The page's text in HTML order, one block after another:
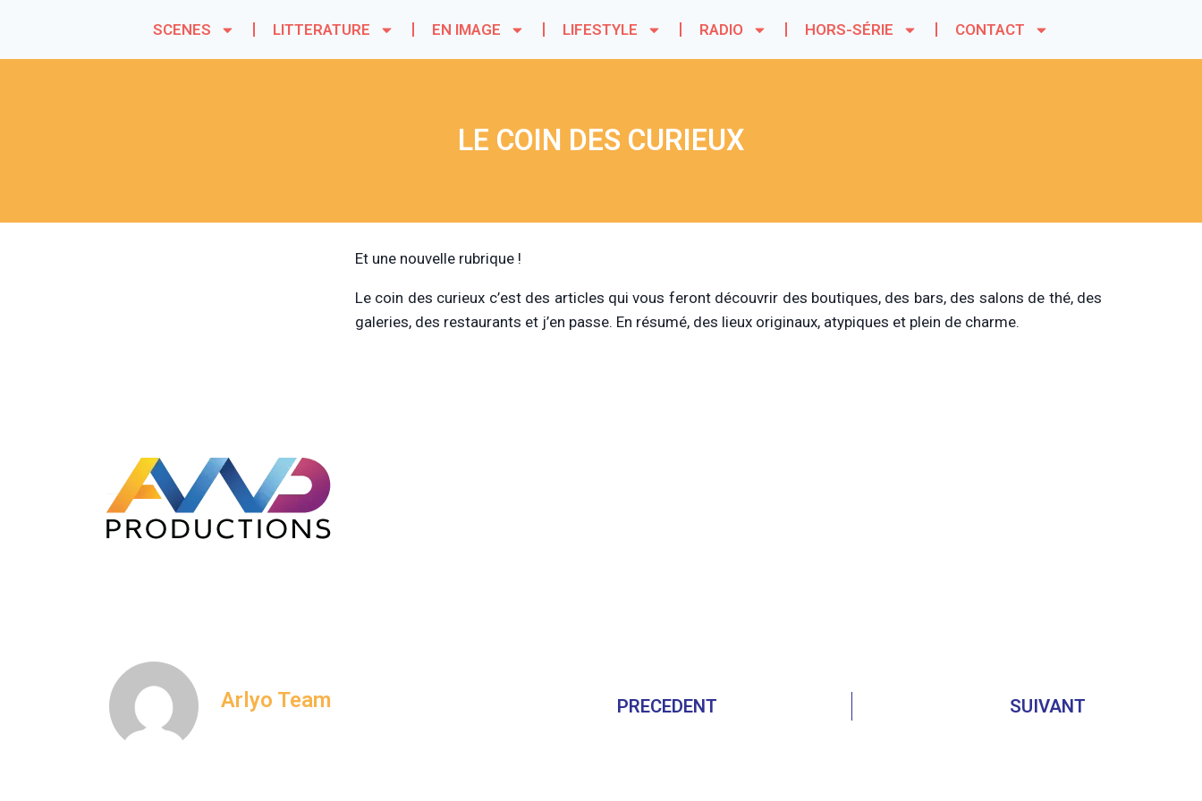
SCENES LITTERATURE EN IMAGE LIFESTYLE RADIO HORS-SÉRIE CONTACT
LE COIN DES CURIEUX
Et une nouvelle rubrique !
Le coin des curieux c’est des articles qui vous feront découvrir des boutiques, des bars, des salons de thé, des
galeries, des restaurants et j’en passe. En résumé, des lieux originaux, atypiques et plein de charme.
Arlyo Team PRECEDENT SUIVANT